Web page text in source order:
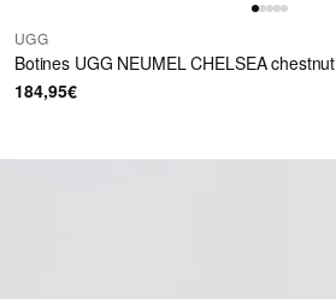
UGG
Botines UGG NEUMEL CHELSEA chestnut
184,95€